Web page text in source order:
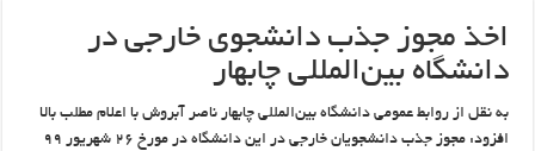
اخذ مجوز جذب دانشجوی خارجی در
دانشگاه بین‌المللی چابهار
به نقل از روابط عمومی دانشگاه بین‌المللی چابهار ناصر آبروش با اعلام مطلب بالا
افزود: مجوز جذب دانشجویان خارجی در این دانشگاه در مورخ ۲۶ شهریور ۹۹